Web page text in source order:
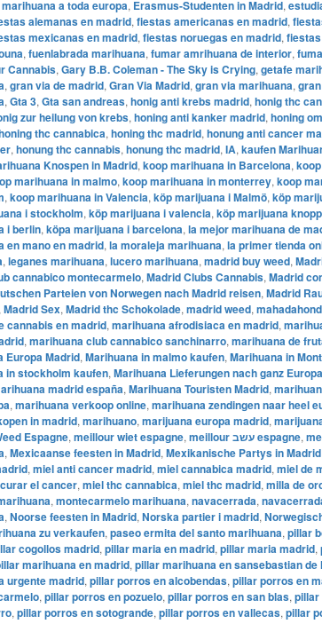
a toda europa, Erasmus-Studenten in Madrid,
alemanas en madrid, fiestas americanas en madrid,
mexicanas en madrid, fiestas noruegas en madrid,
, fuenlabrada marihuana, fumar amrihuana de interior,
Cannabis, Gary B.B. Coleman - The Sky is Crying, getafe
, gran via de madrid, ​​Gran Via Madrid, gran via marihuana,
, Gta 3, Gta san andreas, honig anti krebs madrid, honig thc
zur heilung von krebs, honing anti kanker madrid, honing
thc cannabica, honing thc madrid, honung anti cancer
, honung thc cannabis, honung thc madrid, IA, kaufen
Knospen in Madrid, koop marihuana in Barcelona,
marihuana in malmo, koop marihuana in monterrey, koop
, ​​koop marihuana in Valencia, köp marijuana i Malmö, köp
i stockholm, ​​köp marijuana i valencia, köp marijuana
i berlin, köpa marijuana i barcelona, la mejor marihuana de
en mano en madrid, la moraleja marihuana, la primer tienda
, leganes marihuana, lucero marihuana, madrid buy weed,
cannabico montecarmelo, Madrid Clubs Cannabis, Madrid
Parteien von Norwegen nach Madrid reisen, Madrid
Madrid Sex, Madrid thc Schokolade, madrid weed,
cannabis en madrid, marihuana afrodisiaca en madrid,
, marihuana club cannabico sanchinarro, marihuana de
Europa Madrid, Marihuana in malmo kaufen, Marihuana in
in stockholm kaufen, Marihuana Lieferungen nach ganz Europa
madrid españa, Marihuana Touristen Madrid,
, marihuana verkoop online, marihuana zendingen naar heel
in madrid, marihuano, marijuana europa madrid,
Espagne, meillour wiet espagne, meillour עשב espagne,
, Mexicaanse feesten in Madrid, Mexikanische Partys in Madrid
, miel anti cancer madrid, miel cannabica madrid, miel de
el cancer, miel thc cannabica, miel thc madrid, milla de
, montecarmelo marihuana, navacerrada,
, Noorse feesten in Madrid, Norska partier i madrid,
zu verkaufen, paseo ermita del santo marihuana, pillar
cogollos madrid, pillar maria en madrid, pillar maria madrid,
marihuana en madrid, pillar marihuana en sansebastian de
urgente madrid, pillar porros en alcobendas, pillar porros en
, pillar porros en pozuelo, pillar porros en san blas, pillar
, pillar porros en sotogrande, pillar porros en vallecas, pillar